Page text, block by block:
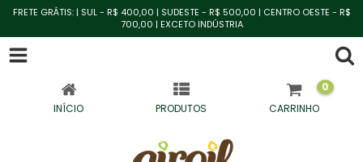
FRETE GRÁTIS: | SUL - R$ 400,00 | SUDESTE - R$ 500,00 | CENTRO OESTE - R$
700,00 | EXCETO INDÚSTRIA
INÍCIO PRODUTOS CARRINHO
0